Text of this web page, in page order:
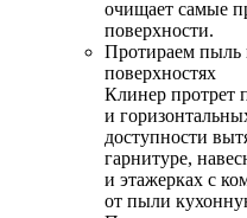
очищает самые
поверхности.
Протираем пыль
поверхностях
Клинер протрет
и
доступности
гарнитуре,
и этажерках с
от пыли